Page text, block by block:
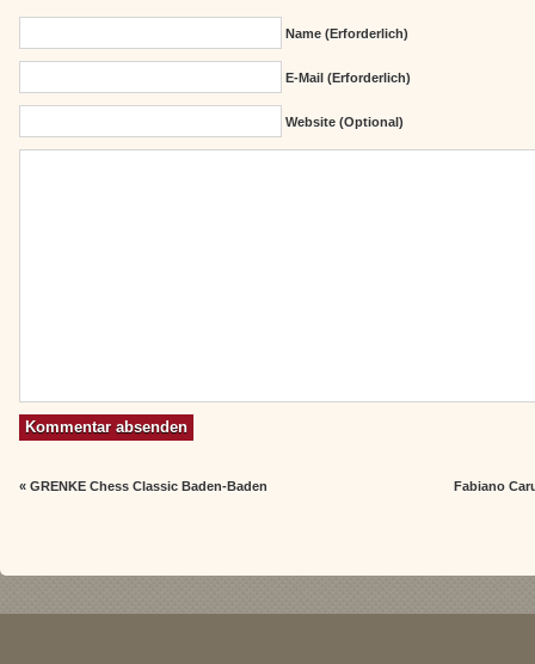
Name (erforderlich)
E-Mail (erforderlich)
Website (Optional)
«GRENKE Chess Classic Baden-Baden Fabiano